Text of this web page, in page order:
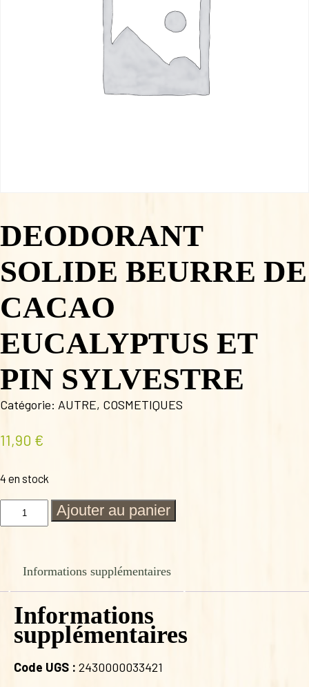
DEODORANT
SOLIDE BEURRE DE
CACAO
EUCALYPTUS ET
PIN SYLVESTRE
Catégorie: AUTRE, COSMETIQUES
11,90 €
4 en stock
quantité
BEURRE
CACAO
EUCALYPTUS
SYLVESTRE
Ajouter au panier
Informations supplémentaires
Informations
supplémentaires
Code UGS : 2430000033421